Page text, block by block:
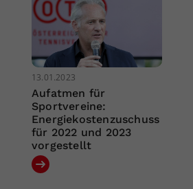
13.01.2023
Aufatmen für
Sportvereine:
Energiekostenzuschuss
für 2022 und 2023
vorgestellt